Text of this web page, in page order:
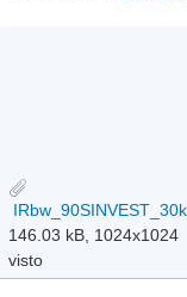
146.03 kB, 1024x1024
visto